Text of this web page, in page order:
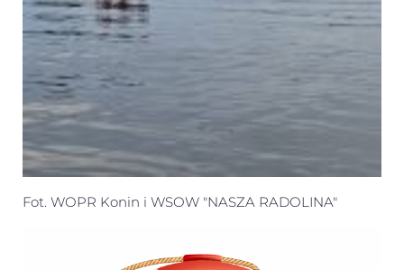
Fot. WOPR Konin i WSOW "NASZA RADOLINA"